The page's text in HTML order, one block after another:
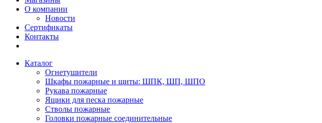
О компании
Новости
Сертификаты
Контакты
Каталог
Огнетушители
Шкафы пожарные и щиты: ШПК, ШП, ШПО
Рукава пожарные
Ящики для песка пожарные
Стволы пожарные
Головки пожарные соединительные